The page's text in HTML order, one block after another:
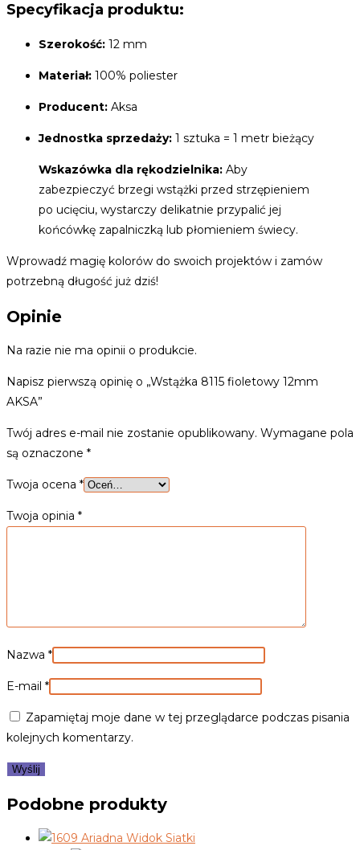
Specyfikacja produktu:
Szerokość: 12 mm
Materiał: 100% poliester
Producent: Aksa
Jednostka sprzedaży: 1 sztuka = 1 metr bieżący
Wskazówka dla rękodzielnika: Aby
zabezpieczyć brzegi wstążki przed strzępieniem
po ucięciu, wystarczy delikatnie przypalić jej
końcówkę zapalniczką lub płomieniem świecy.
Wprowadź magię kolorów do swoich projektów i zamów
potrzebną długość już dziś!
Opinie
Na razie nie ma opinii o produkcie.
Napisz pierwszą opinię o „Wstążka 8115 fioletowy 12mm
AKSA”
Twój adres e-mail nie zostanie opublikowany. Wymagane pola
są oznaczone *
Twoja ocena *
Twoja opinia *
Nazwa *
E-mail *
Zapamiętaj moje dane w tej przeglądarce podczas pisania
kolejnych komentarzy.
Podobne produkty
Widok Siatki